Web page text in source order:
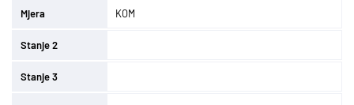
Mjera KOM
Stanje 2
Stanje 3